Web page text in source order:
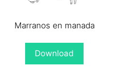
Marranos en manada
Download